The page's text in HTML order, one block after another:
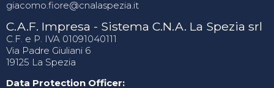
giacomo.fiore@cnalaspezia.it
C.A.F. Impresa - Sistema C.N.A. La Spezia srl
C.F. e P. IVA 01091040111
Via Padre Giuliani 6
19125 La Spezia
Data Protection Officer: